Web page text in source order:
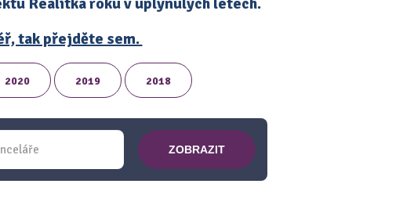
tak přejděte sem.
2020 2019 2018
ZOBRAZIT